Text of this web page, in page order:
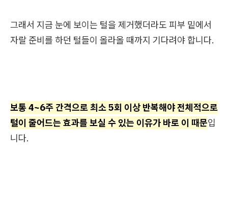
그래서 지금 눈에 보이는 털을 제거했더라도 피부 밑에서
자랄 준비를 하던 털들이 올라올 때까지 기다려야 합니다.
보통 4~6주 간격으로 최소 5회 이상 반복해야 전체적으로
털이 줄어드는 효과를 보실 수 있는 이유가 바로 이 때문입
니다.